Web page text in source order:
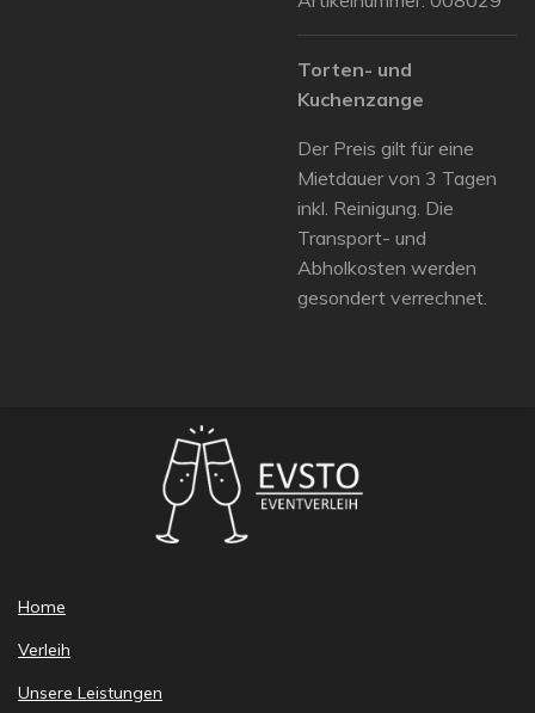
Torten- und
Kuchenzange
Der Preis gilt für eine
Mietdauer von 3 Tagen
inkl. Reinigung. Die
Transport- und
Abholkosten werden
gesondert verrechnet.
Home
Verleih
Unsere Leistungen